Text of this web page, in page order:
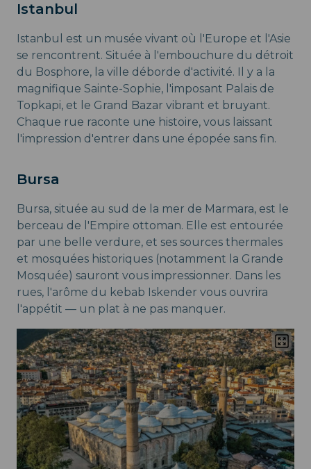
Istanbul
Istanbul est un musée vivant où l'Europe et l'Asie
se rencontrent. Située à l'embouchure du détroit
du Bosphore, la ville déborde d'activité. Il y a la
magnifique Sainte-Sophie, l'imposant Palais de
Topkapi, et le Grand Bazar vibrant et bruyant.
Chaque rue raconte une histoire, vous laissant
l'impression d'entrer dans une épopée sans fin.
Bursa
Bursa, située au sud de la mer de Marmara, est le
berceau de l'Empire ottoman. Elle est entourée
par une belle verdure, et ses sources thermales
et mosquées historiques (notamment la Grande
Mosquée) sauront vous impressionner. Dans les
rues, l'arôme du kebab Iskender vous ouvrira
l'appétit — un plat à ne pas manquer.